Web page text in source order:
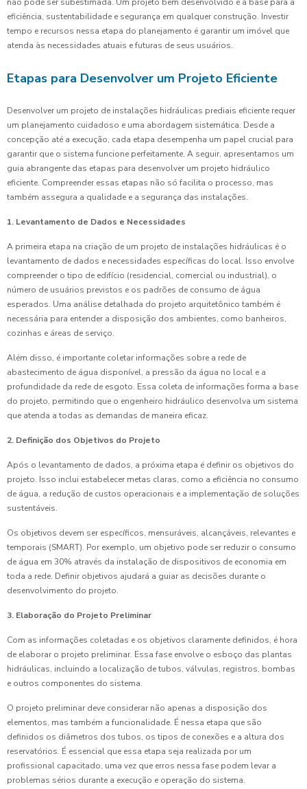
não pode ser subestimada. Um projeto bem desenvolvido é a base para a
eficiência, sustentabilidade e segurança em qualquer construção. Investir
tempo e recursos nessa etapa do planejamento é garantir um imóvel que
atenda às necessidades atuais e futuras de seus usuários.
Etapas para Desenvolver um Projeto Eficiente
Desenvolver um projeto de instalações hidráulicas prediais eficiente requer
um planejamento cuidadoso e uma abordagem sistemática. Desde a
concepção até a execução, cada etapa desempenha um papel crucial para
garantir que o sistema funcione perfeitamente. A seguir, apresentamos um
guia abrangente das etapas para desenvolver um projeto hidráulico
eficiente. Compreender essas etapas não só facilita o processo, mas
também assegura a qualidade e a segurança das instalações.
1. Levantamento de Dados e Necessidades
A primeira etapa na criação de um projeto de instalações hidráulicas é o
levantamento de dados e necessidades específicas do local. Isso envolve
compreender o tipo de edifício (residencial, comercial ou industrial), o
número de usuários previstos e os padrões de consumo de água
esperados. Uma análise detalhada do projeto arquitetônico também é
necessária para entender a disposição dos ambientes, como banheiros,
cozinhas e áreas de serviço.
Além disso, é importante coletar informações sobre a rede de
abastecimento de água disponível, a pressão da água no local e a
profundidade da rede de esgoto. Essa coleta de informações forma a base
do projeto, permitindo que o engenheiro hidráulico desenvolva um sistema
que atenda a todas as demandas de maneira eficaz.
2. Definição dos Objetivos do Projeto
Após o levantamento de dados, a próxima etapa é definir os objetivos do
projeto. Isso inclui estabelecer metas claras, como a eficiência no consumo
de água, a redução de custos operacionais e a implementação de soluções
sustentáveis.
Os objetivos devem ser específicos, mensuráveis, alcançáveis, relevantes e
temporais (SMART). Por exemplo, um objetivo pode ser reduzir o consumo
de água em 30% através da instalação de dispositivos de economia em
toda a rede. Definir objetivos ajudará a guiar as decisões durante o
desenvolvimento do projeto.
3. Elaboração do Projeto Preliminar
Com as informações coletadas e os objetivos claramente definidos, é hora
de elaborar o projeto preliminar. Essa fase envolve o esboço das plantas
hidráulicas, incluindo a localização de tubos, válvulas, registros, bombas
e outros componentes do sistema.
O projeto preliminar deve considerar não apenas a disposição dos
elementos, mas também a funcionalidade. É nessa etapa que são
definidos os diâmetros dos tubos, os tipos de conexões e a altura dos
reservatórios. É essencial que essa etapa seja realizada por um
profissional capacitado, uma vez que erros nessa fase podem levar a
problemas sérios durante a execução e operação do sistema.